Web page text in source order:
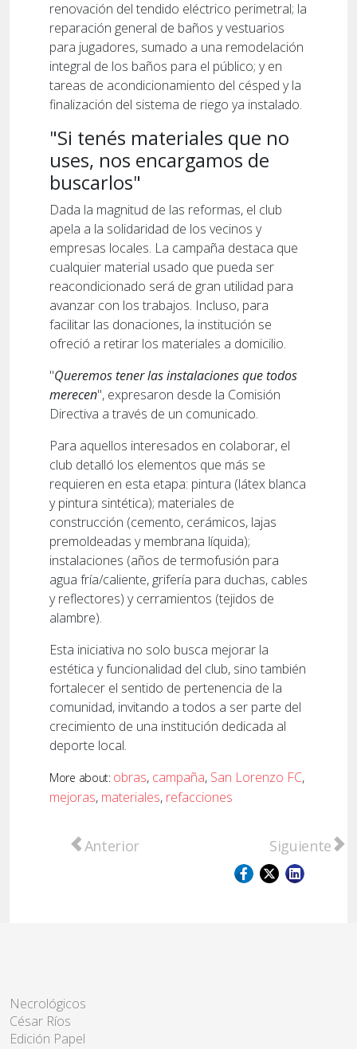
renovación del tendido eléctrico perimetral; la
reparación general de baños y vestuarios
para jugadores, sumado a una remodelación
integral de los baños para el público; y en
tareas de acondicionamiento del césped y la
finalización del sistema de riego ya instalado.
"Si tenés materiales que no
uses, nos encargamos de
buscarlos"
Dada la magnitud de las reformas, el club
apela a la solidaridad de los vecinos y
empresas locales. La campaña destaca que
cualquier material usado que pueda ser
reacondicionado será de gran utilidad para
avanzar con los trabajos. Incluso, para
facilitar las donaciones, la institución se
ofreció a retirar los materiales a domicilio.
"Queremos tener las instalaciones que todos
merecen", expresaron desde la Comisión
Directiva a través de un comunicado.
Para aquellos interesados en colaborar, el
club detalló los elementos que más se
requieren en esta etapa: pintura (látex blanca
y pintura sintética); materiales de
construcción (cemento, cerámicos, lajas
premoldeadas y membrana líquida);
instalaciones (años de termofusión para
agua fría/caliente, grifería para duchas, cables
y reflectores) y cerramientos (tejidos de
alambre).
Esta iniciativa no solo busca mejorar la
estética y funcionalidad del club, sino también
fortalecer el sentido de pertenencia de la
comunidad, invitando a todos a ser parte del
crecimiento de una institución dedicada al
deporte local.
More about: obras, campaña, San Lorenzo FC,
mejoras, materiales, refacciones
Artículo anterior: El Campeón vuelve a
Anterior Artículo
Siguiente
Necrológicos
César Ríos
Edición Papel